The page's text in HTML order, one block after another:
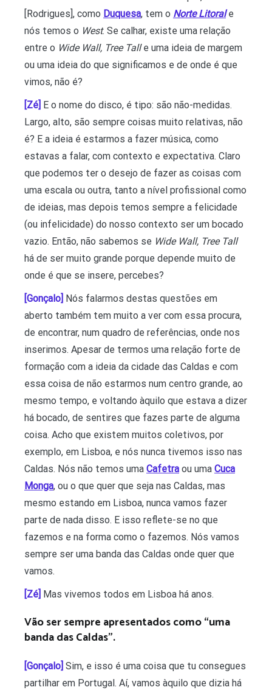
[Rodrigues], como Duquesa, tem o Norte Litorale
nós temos o West. Se calhar, existe uma relação
entre o Wide Wall, Tree Talle uma ideia de margem
ou uma ideia do que significamos e de onde é que
vimos, não é?
[Zé] E o nome do disco, é tipo: são não-medidas.
Largo, alto, são sempre coisas muito relativas, não
é? E a ideia é estarmos a fazer música, como
estavas a falar, com contexto e expectativa. Claro
que podemos ter o desejo de fazer as coisas com
uma escala ou outra, tanto a nível profissional como
de ideias, mas depois temos sempre a felicidade
(ou infelicidade) do nosso contexto ser um bocado
vazio. Então, não sabemos se Wide Wall, Tree Tall
há de ser muito grande porque depende muito de
onde é que se insere, percebes?
[Gonçalo] Nós falarmos destas questões em
aberto também tem muito a ver com essa procura,
de encontrar, num quadro de referências, onde nos
inserimos. Apesar de termos uma relação forte de
formação com a ideia da cidade das Caldas e com
essa coisa de não estarmos num centro grande, ao
mesmo tempo, e voltando àquilo que estava a dizer
há bocado, de sentires que fazes parte de alguma
coisa. Acho que existem muitos coletivos, por
exemplo, em Lisboa, e nós nunca tivemos isso nas
Caldas. Nós não temos uma Cafetra ou uma Cuca
Monga, ou o que quer que seja nas Caldas, mas
mesmo estando em Lisboa, nunca vamos fazer
parte de nada disso. E isso reflete-se no que
fazemos e na forma como o fazemos. Nós vamos
sempre ser uma banda das Caldas onde quer que
vamos.
[Zé] Mas vivemos todos em Lisboa há anos.
Vão ser sempre apresentados como “uma
banda das Caldas”.
[Gonçalo] Sim, e isso é uma coisa que tu consegues
partilhar em Portugal. Aí, vamos àquilo que dizia há